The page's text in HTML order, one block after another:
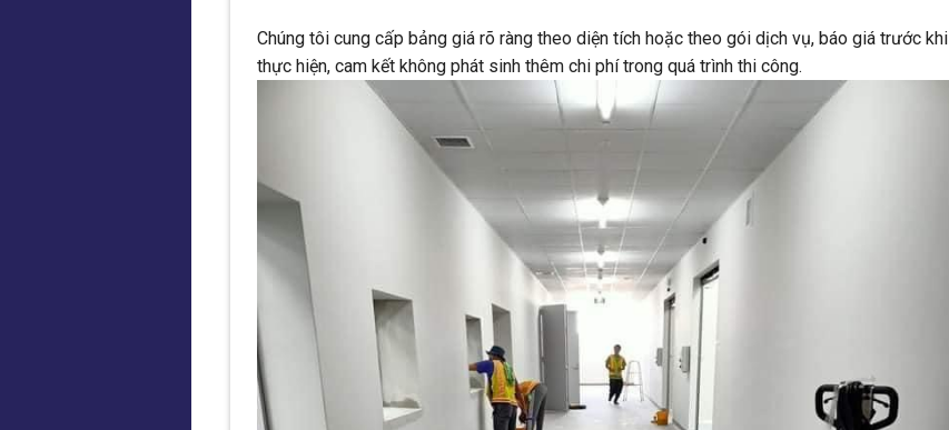
Chúng tôi cung cấp bảng giá rõ ràng theo diện tích hoặc theo gói dịch vụ, báo giá trước khi
thực hiện, cam kết không phát sinh thêm chi phí trong quá trình thi công.